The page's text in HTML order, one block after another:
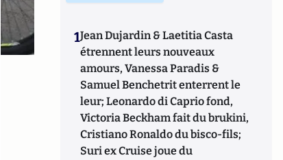
1Jean Dujardin & Laetitia Casta
étrennent leurs nouveaux
amours, Vanessa Paradis &
Samuel Benchetrit enterrent le
leur; Leonardo di Caprio fond,
Victoria Beckham fait du brukini,
Cristiano Ronaldo du bisco-fils;
Suri ex Cruise joue du